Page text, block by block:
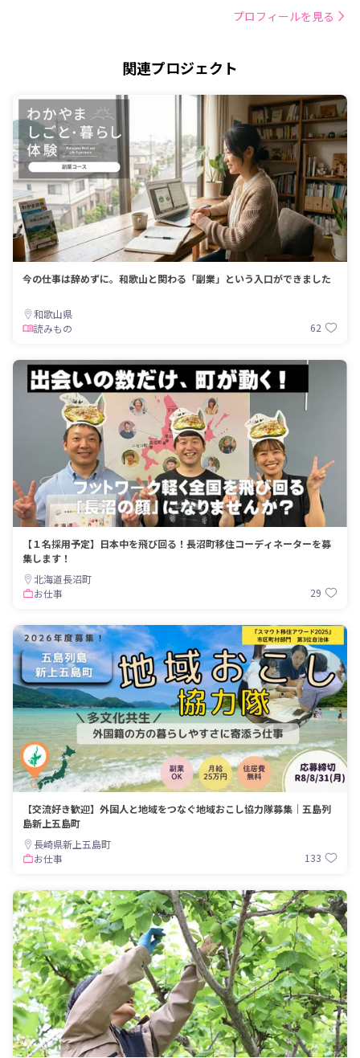
プロフィールを見る
関連プロジェクト
今の仕事は辞めずに。和歌山と関わる「副業」という入口ができました
和歌山県
読みもの
62
【１名採用予定】日本中を飛び回る！長沼町移住コーディネーターを募
集します！
北海道長沼町
お仕事
29
【交流好き歓迎】外国人と地域をつなぐ地域おこし協力隊募集｜五島列
島新上五島町
長崎県新上五島町
お仕事
133